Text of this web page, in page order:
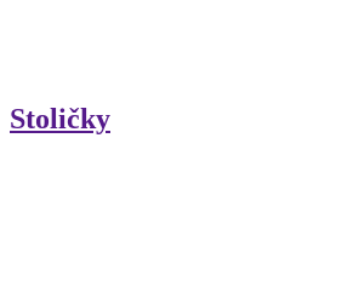
Stoličky